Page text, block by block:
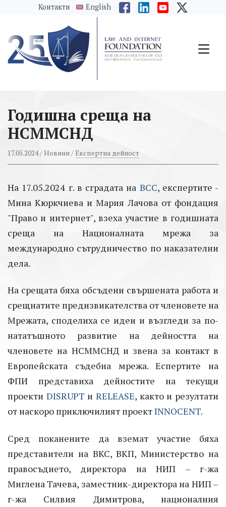
messages.Skip to main content
Контакти English
Годишна среща на
НСММСНД
17.05.2024/ Новини /Експертна дейност
На 17.05.2024 г. в сградата на ВСС, експертите -
Мина Кюркчиева и Мария Лачова от фондация
"Право и интернет", взеха участие в годишната
среща на Националната мрежа за
международно сътрудничество по наказателни
дела.
На срещата бяха обсъдени свършената работа и
срещнатите предизвикателства от членовете на
Мрежата, споделиха се идеи и възгледи за по-
нататъшното развитие на дейността на
членовете на НСММСНД и звена за контакт в
Европейската съдебна мрежа. Еспертите на
ФПИ представиха дейностите на текущи
проекти DISRUPT иRELEASE, както и резултати
от наскоро приключилият проектINNOCENT.
Сред поканените да вземат участие бяха
представители на ВКС, ВКП, Министерство на
правосъдието, директора на НИП – г-жа
Миглена Тачева, заместник-директора на НИП –
г-жа Силвия Димитрова, националния